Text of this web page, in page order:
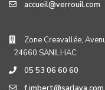
accueil@verrouil.com
Zone Creavallée,
24660 SANILHAC
05 53 06 60 60